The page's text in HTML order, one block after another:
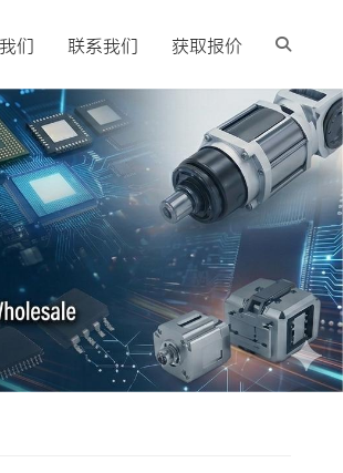
们 联系我们 获取报价